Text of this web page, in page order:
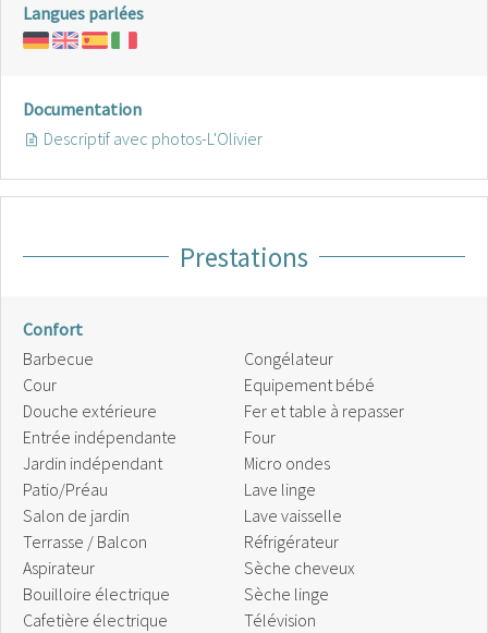
Langues parlées
Documentation
Descriptif avec photos-L'Olivier
Prestations
Confort
Barbecue
Cour
Douche extérieure
Entrée indépendante
Jardin indépendant
Patio/Préau
Salon de jardin
Terrasse / Balcon
Aspirateur
Bouilloire électrique
Cafetière électrique
Congélateur
Equipement bébé
Fer et table à repasser
Four
Micro ondes
Lave linge
Lave vaisselle
Réfrigérateur
Sèche cheveux
Sèche linge
Télévision